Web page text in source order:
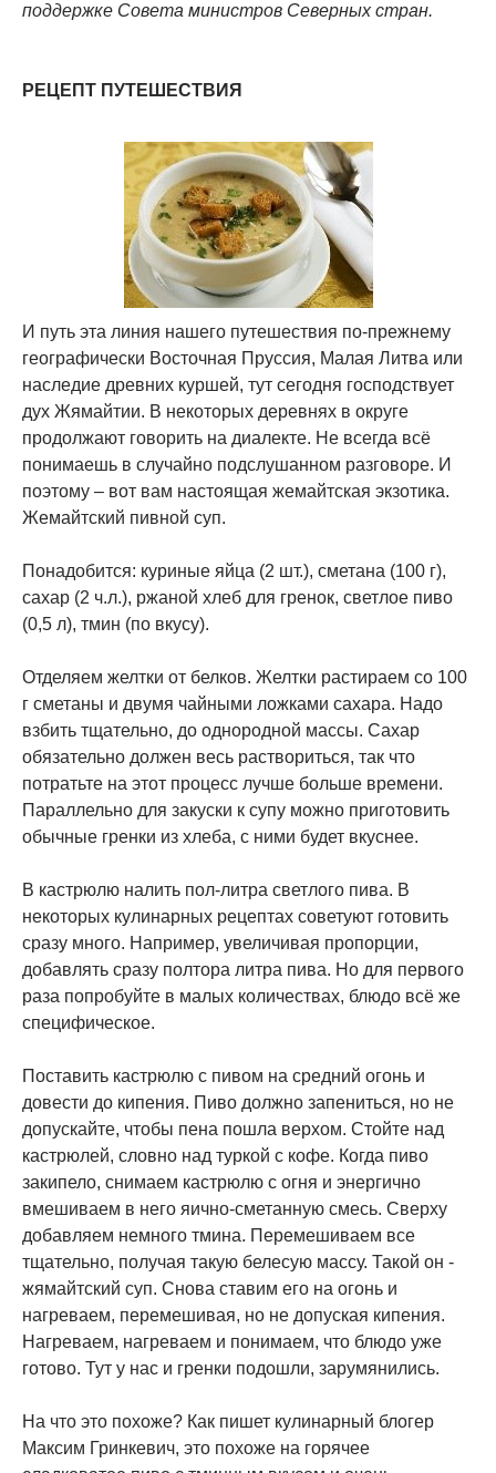
поддержке Совета министров Северных стран.
РЕЦЕПТ ПУТЕШЕСТВИЯ
И путь эта линия нашего путешествия по-прежнему
географически Восточная Пруссия, Малая Литва или
наследие древних куршей, тут сегодня господствует
дух Жямайтии. В некоторых деревнях в округе
продолжают говорить на диалекте. Не всегда всё
понимаешь в случайно подслушанном разговоре. И
поэтому – вот вам настоящая жемайтская экзотика.
Жемайтский пивной суп.
Понадобится: куриные яйца (2 шт.), сметана (100 г),
сахар (2 ч.л.), ржаной хлеб для гренок, светлое пиво
(0,5 л), тмин (по вкусу).
Отделяем желтки от белков. Желтки растираем со 100
г сметаны и двумя чайными ложками сахара. Надо
взбить тщательно, до однородной массы. Сахар
обязательно должен весь раствориться, так что
потратьте на этот процесс лучше больше времени.
Параллельно для закуски к супу можно приготовить
обычные гренки из хлеба, с ними будет вкуснее.
В кастрюлю налить пол-литра светлого пива. В
некоторых кулинарных рецептах советуют готовить
сразу много. Например, увеличивая пропорции,
добавлять сразу полтора литра пива. Но для первого
раза попробуйте в малых количествах, блюдо всё же
специфическое.
Поставить кастрюлю с пивом на средний огонь и
довести до кипения. Пиво должно запениться, но не
допускайте, чтобы пена пошла верхом. Стойте над
кастрюлей, словно над туркой с кофе. Когда пиво
закипело, снимаем кастрюлю с огня и энергично
вмешиваем в него яично-сметанную смесь. Сверху
добавляем немного тмина. Перемешиваем все
тщательно, получая такую белесую массу. Такой он -
жямайтский суп. Снова ставим его на огонь и
нагреваем, перемешивая, но не допуская кипения.
Нагреваем, нагреваем и понимаем, что блюдо уже
готово. Тут у нас и гренки подошли, зарумянились.
На что это похоже? Как пишет кулинарный блогер
Максим Гринкевич, это похоже на горячее